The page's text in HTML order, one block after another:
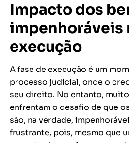
Impacto dos
impenhoráveis
execução
A fase de execução é um
processo judicial, onde o
seu direito. No entanto,
enfrentam o desafio de que
são, na verdade,
frustrante, pois, mesmo que